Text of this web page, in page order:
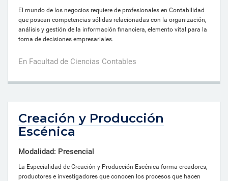
El mundo de los negocios requiere de profesionales en Contabilidad
que posean competencias sólidas relacionadas con la organización,
análisis y gestión de la información financiera, elemento vital para la
toma de decisiones empresariales.
En Facultad de Ciencias Contables
Creación y Producción
Escénica
Modalidad: Presencial
La Especialidad de Creación y Producción Escénica forma creadores,
productores e investigadores que conocen los procesos que hacen